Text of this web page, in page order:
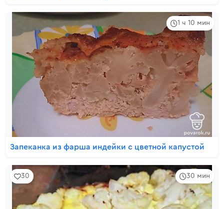
1 ч 10 мин
Запеканка из фарша индейки с цветной капустой
30 мин
30